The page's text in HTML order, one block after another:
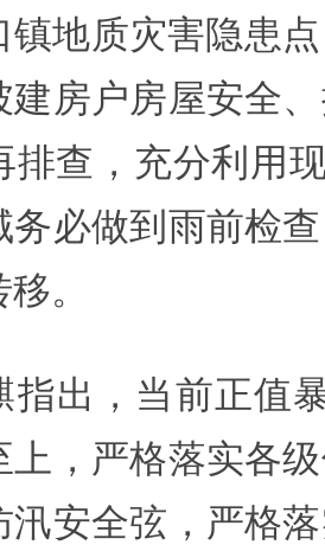
镇地质灾害隐患
建房户房屋安全
排查，充分利用
务必做到雨前检
。
指出，当前正值
上，严格落实各
汛安全弦，严格